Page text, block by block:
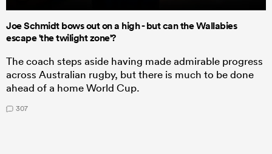
Joe Schmidt bows out on a high - but can the Wallabies
escape 'the twilight zone'?
The coach steps aside having made admirable progress
across Australian rugby, but there is much to be done
ahead of a home World Cup.
307